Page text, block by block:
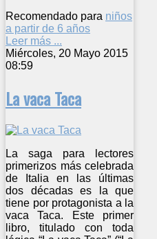
Recomendado para niños
a partir de 6 años
Leer más ...
Miércoles, 20 Mayo 2015
08:59
La vaca Taca
La saga para lectores
primerizos más celebrada
de Italia en las últimas
dos décadas es la que
tiene por protagonista a la
vaca Taca. Este primer
libro, titulado con toda